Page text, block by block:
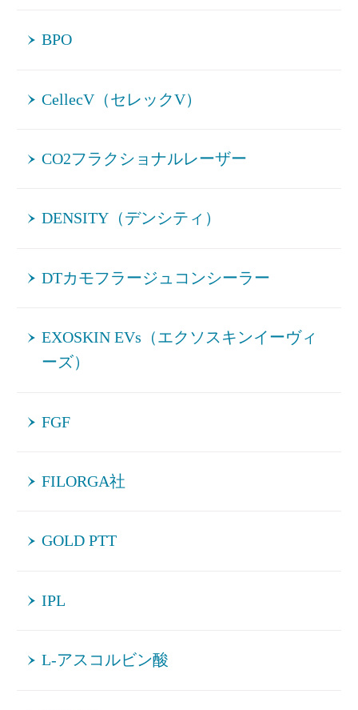
BPO
CellecV（セレックV）
CO2フラクショナルレーザー
DENSITY（デンシティ）
DTカモフラージュコンシーラー
EXOSKIN EVs（エクソスキンイーヴィ
ーズ）
FGF
FILORGA社
GOLD PTT
IPL
L-アスコルビン酸